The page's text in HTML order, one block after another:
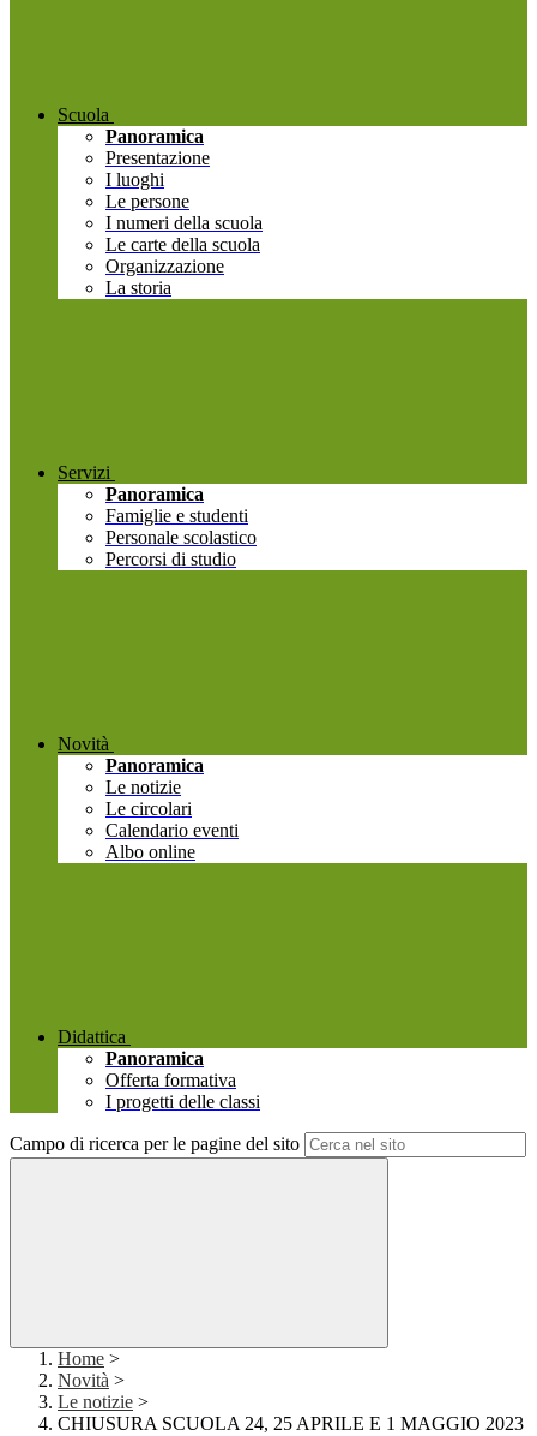
Scuola
Panoramica
Presentazione
I luoghi
Le persone
I numeri della scuola
Le carte della scuola
Organizzazione
La storia
Servizi
Panoramica
Famiglie e studenti
Personale scolastico
Percorsi di studio
Novità
Panoramica
Le notizie
Le circolari
Calendario eventi
Albo online
Didattica
Panoramica
Offerta formativa
I progetti delle classi
Campo di ricerca per le pagine del sito
Home >
Novità >
Le notizie >
CHIUSURA SCUOLA 24, 25 APRILE E 1 MAGGIO 2023